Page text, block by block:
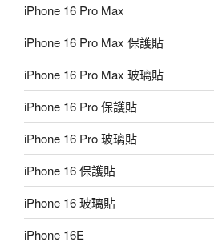
iPhone 16 Pro Max
iPhone 16 Pro Max 保護貼
iPhone 16 Pro Max 玻璃貼
iPhone 16 Pro 保護貼
iPhone 16 Pro 玻璃貼
iPhone 16 保護貼
iPhone 16 玻璃貼
iPhone 16E